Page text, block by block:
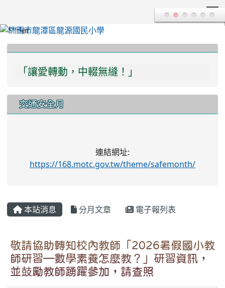
「讓愛轉動，中輟無縫！」
交通安全月
連結網址:
https://168.motc.gov.tw/theme/safemonth/
本站消息 分月文章 電子報列表
敬請協助轉知校內教師「2026暑假國小教
師研習—數學素養怎麼教？」研習資訊，
並鼓勵教師踴躍參加，請查照